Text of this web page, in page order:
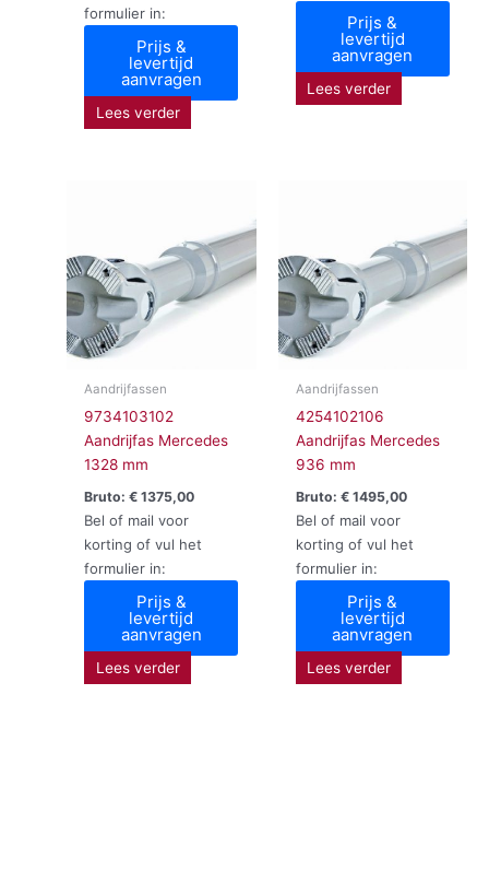
formulier in:
Prijs &
levertijd
aanvragen
Lees verder
Prijs &
levertijd
aanvragen
Lees verder
Aandrijfassen
9734103102
Aandrijfas Mercedes
1328 mm
Bruto:€ 1375,00
Bel of mail voor
korting of vul het
formulier in:
Prijs &
levertijd
aanvragen
Lees verder
Aandrijfassen
4254102106
Aandrijfas Mercedes
936 mm
Bruto: €1495,00
Bel of mail voor
korting of vul het
formulier in:
Prijs &
levertijd
aanvragen
Lees verder